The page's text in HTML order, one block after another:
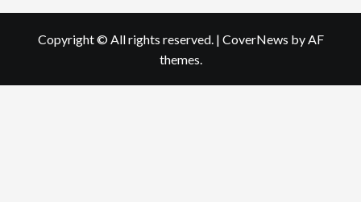
Copyright © All rights reserved. | CoverNews by AF
themes.